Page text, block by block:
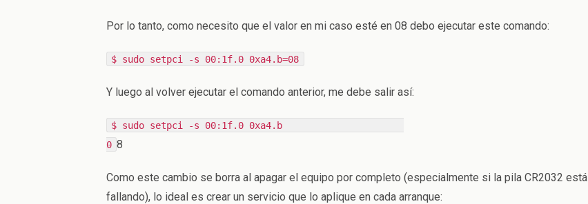
Por lo tanto, como necesito que el valor en mi caso esté en 08 debo ejecutar este comando:
$ sudo setpci -s 00:1f.0 0xa4.b=08
Y luego al volver ejecutar el comando anterior, me debe salir así:
$ sudo setpci -s 00:1f.0 0xa4.b
0 8
Como este cambio se borra al apagar el equipo por completo (especialmente si la pila CR2032 está
fallando), lo ideal es crear un servicio que lo aplique en cada arranque: